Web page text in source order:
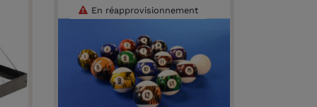
En réapprovisionnement